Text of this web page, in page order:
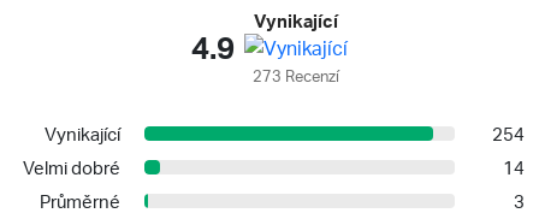
4.9
Vynikající
273 Recenzí
Vynikající
254
Velmi dobré
14
Průměrné
3